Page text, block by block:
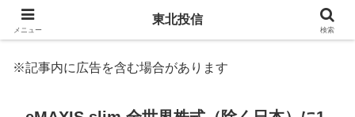
※記事内に広告を含む場合があります
メニュー
東北投信
検索